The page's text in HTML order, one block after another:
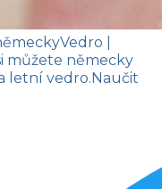
Vedro
můžete německy
letní vedro. Naučit